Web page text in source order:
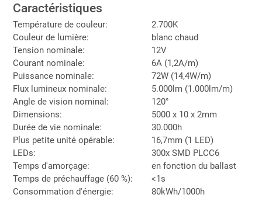
Caractéristiques
Température de couleur:
2.700K
Couleur de lumière:
blanc chaud
Tension nominale:
12V
Courant nominale:
6A (1,2A/m)
Puissance nominale:
72W (14,4W/m)
Flux lumineux nominale:
5.000lm (1.000lm/m)
Angle de vision nominal:
120°
Dimensions:
5000 x 10 x 2mm
Durée de vie nominale:
30.000h
Plus petite unité opérable:
16,7mm (1 LED)
LEDs:
300x SMD PLCC6
Temps d'amorçage:
en fonction du ballast
Temps de préchauffage (60 %):
<1s
Consommation d'énergie:
80kWh/1000h